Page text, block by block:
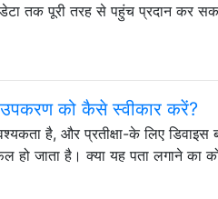
डेटा तक पूरी तरह से पहुंच प्रदान कर
को कैसे स्वीकार करें?
है, और प्रतीक्षा-के लिए डिवाइस
हो जाता है। क्या यह पता लगाने का